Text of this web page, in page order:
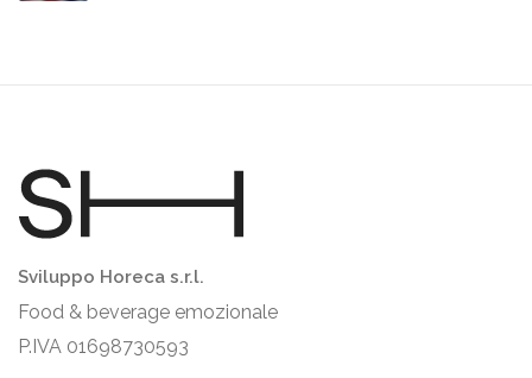
Sviluppo Horeca s.r.l.
Food & beverage emozionale
P.IVA 01698730593